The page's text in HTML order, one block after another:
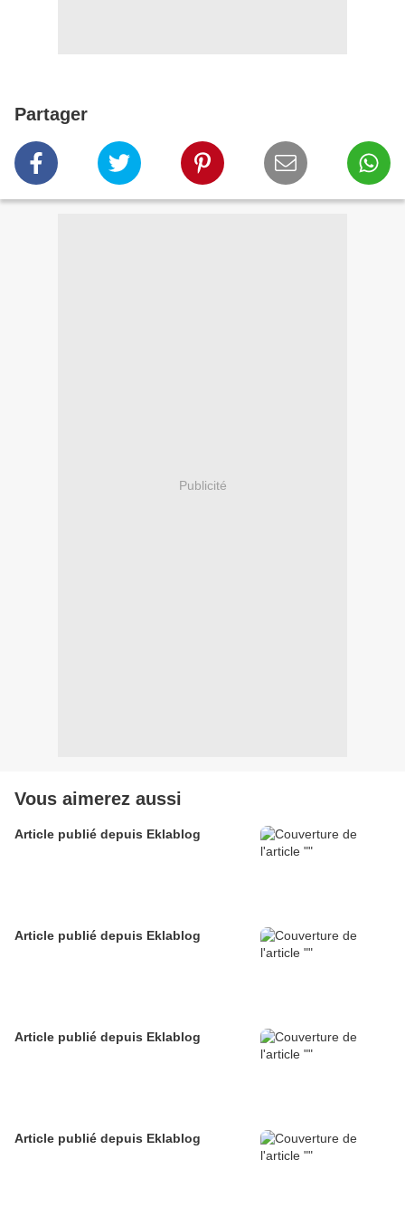
Partager
Publicité
Vous aimerez aussi
Article publié depuis Eklablog
Article publié depuis Eklablog
Article publié depuis Eklablog
Article publié depuis Eklablog